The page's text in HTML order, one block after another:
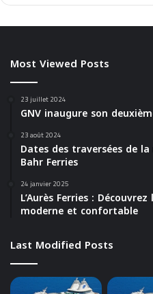
Most Viewed Posts
23 juillet 2024
GNV inaugure son
23 août 2024
Dates des traversées de
Bahr Ferries
24 janvier 2025
L’Aurès Ferries :
moderne et confortable
Last Modified Posts